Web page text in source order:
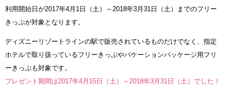
利用開始日が2017年4月1日（土）～2018年3月31日（土）までのフリー
きっぷが対象となります。
ディズニーリゾートラインの駅で販売されているものだけでなく、指定
ホテルで取り扱っているフリーきっぷやバケーションパッケージ用フリ
ーきっぷも対象です。
プレゼント期間は2017年4月15日（土）～2018年3月31日（土）でした！